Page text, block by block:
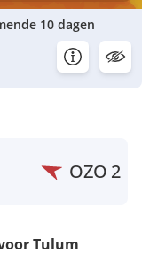
10 dagen
OZO 2
Tulum